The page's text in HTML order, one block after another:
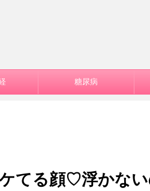
糖尿病
てる顔♡浮かな